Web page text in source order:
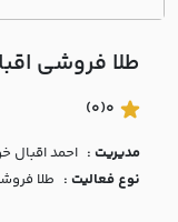
درباره
با ما
مقالات
طلا فروشی
0
(0)
مدیریت : احمد اقبال
نوع فعالیت : طلا